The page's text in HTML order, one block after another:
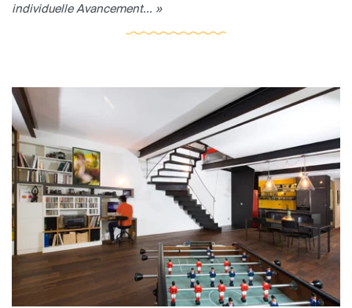
individuelle Avancement... »